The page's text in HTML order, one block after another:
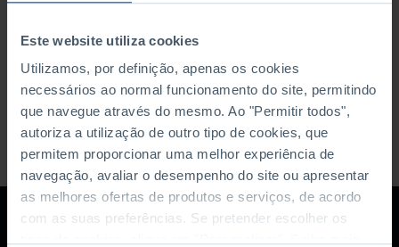
Este website utiliza cookies
Utilizamos, por definição, apenas os cookies
necessários ao normal funcionamento do site, permitindo
que navegue através do mesmo. Ao "Permitir todos",
autoriza a utilização de outro tipo de cookies, que
permitem proporcionar uma melhor experiência de
navegação, avaliar o desempenho do site ou apresentar
as melhores ofertas de produtos e serviços, de acordo
com as suas preferências. Se pretender escolher os